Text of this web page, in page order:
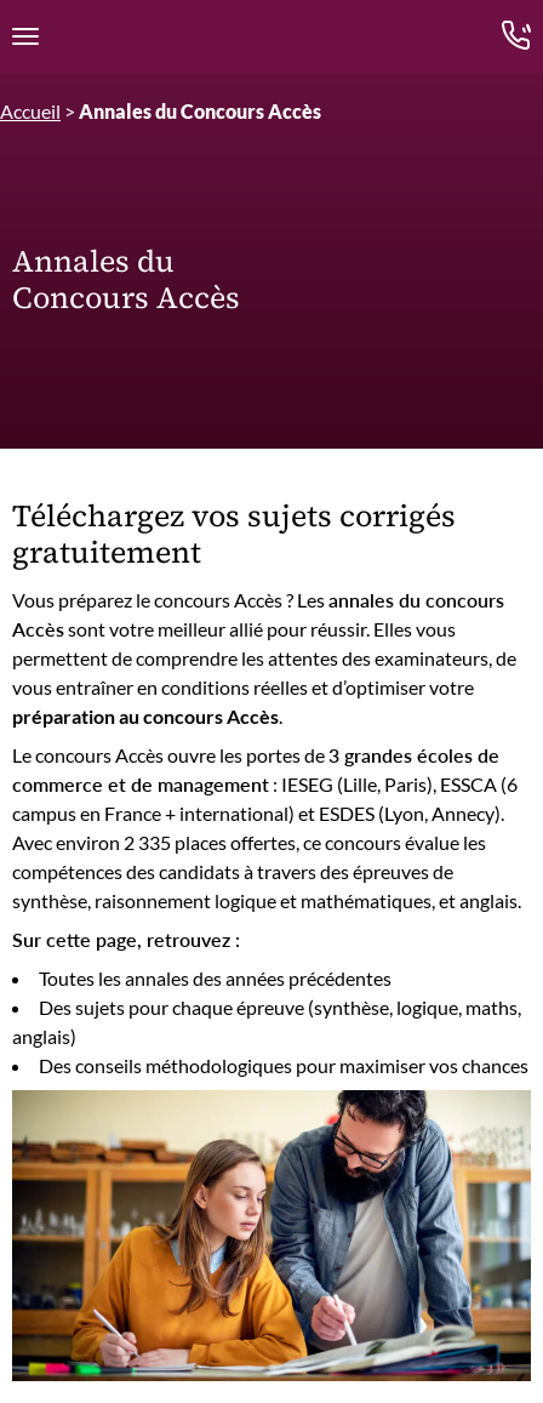
Ouvrir la navigation
Accueil > Annales du Concours Accès
Annales du
Concours Accès
Téléchargez vos sujets corrigés
gratuitement
Vous préparez le concours Accès ? Lesannales du concours
Accèssont votre meilleur allié pour réussir. Elles vous
permettent de comprendre les attentes des examinateurs, de
vous entraîner en conditions réelles et d’optimiser votre
préparation au concours Accès
Le concours Accès ouvre les portes de3 grandes écoles de
commerce et de management : IESEG (Lille, Paris), ESSCA (6
campus en France + international) et ESDES (Lyon, Annecy).
Avec environ 2 335 places offertes, ce concours évalue les
compétences des candidats à travers des épreuves de
synthèse, raisonnement logique et mathématiques, et anglais.
Sur cette page, retrouvez :
Toutes les annales des années précédentes
Des sujets pour chaque épreuve (synthèse, logique, maths,
anglais)
Des conseils méthodologiques pour maximiser vos chances